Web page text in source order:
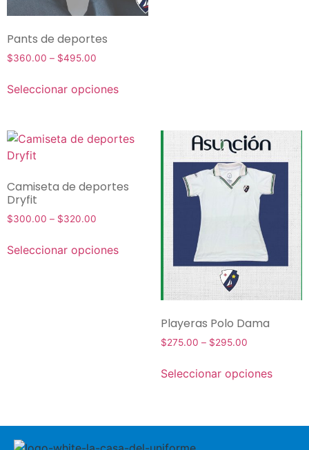
Pants de deportes
$360.00 – $495.00
Seleccionar opciones
Camiseta de deportes
Dryfit
$300.00 – $320.00
Seleccionar opciones
Playeras Polo Dama
$275.00 – $295.00
Seleccionar opciones